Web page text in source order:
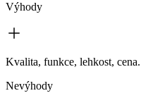
Výhody
Kvalita, funkce, lehkost, cena.
Nevýhody